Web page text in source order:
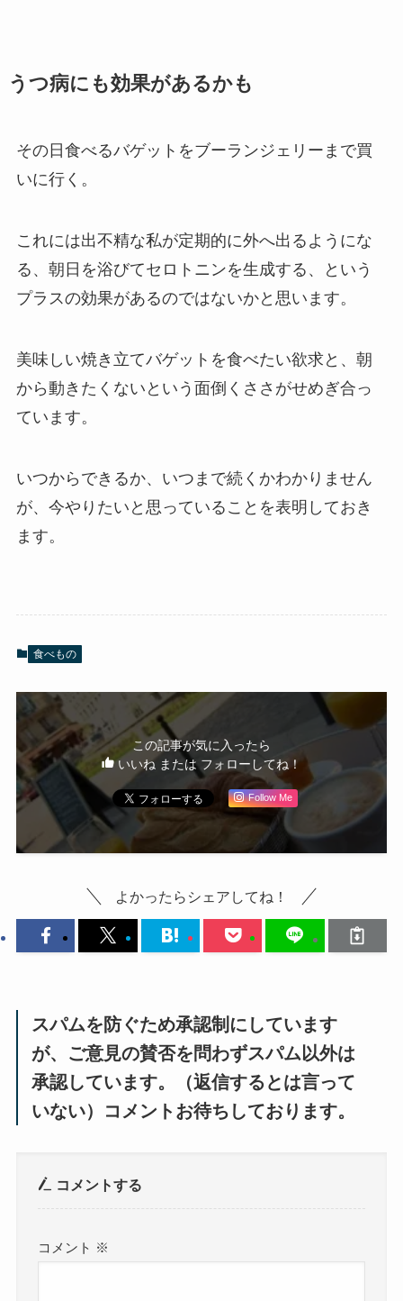
うつ病にも効果があるかも
その日食べるバゲットをブーランジェリーまで買
いに行く。
これには出不精な私が定期的に外へ出るようにな
る、朝日を浴びてセロトニンを生成する、という
プラスの効果があるのではないかと思います。
美味しい焼き立てバゲットを食べたい欲求と、朝
から動きたくないという面倒くささがせめぎ合っ
ています。
いつからできるか、いつまで続くかわかりません
が、今やりたいと思っていることを表明しておき
ます。
食べもの
この記事が気に入ったら
いいね または フォローしてね！
Follow Me
よかったらシェアしてね！
スパムを防ぐため承認制にしています
が、ご意見の賛否を問わずスパム以外は
承認しています。（返信するとは言って
いない）コメントお待ちしております。
コメントする
コメント ※